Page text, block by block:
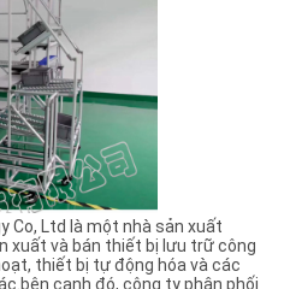
Co, Ltd là một nhà sản xuất
xuất và bán thiết bị lưu trữ công
thiết bị tự động hóa và các
cạnh đó, công ty phân phối